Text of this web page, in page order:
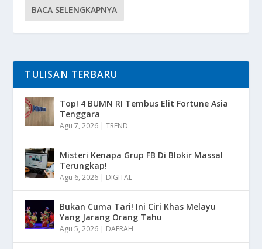
BACA SELENGKAPNYA
TULISAN TERBARU
Top! 4 BUMN RI Tembus Elit Fortune Asia
Tenggara
Agu 7, 2026 |TREND
Misteri Kenapa Grup FB Di Blokir Massal
Terungkap!
Agu 6, 2026 | DIGITAL
Bukan Cuma Tari! Ini Ciri Khas Melayu
Yang Jarang Orang Tahu
Agu 5, 2026 | DAERAH